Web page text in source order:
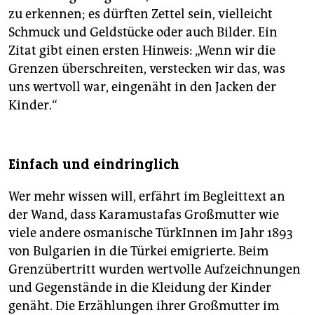
zu erkennen; es dürften Zettel sein, vielleicht
Schmuck und Geldstücke oder auch Bilder. Ein
Zitat gibt einen ersten Hinweis: „Wenn wir die
Grenzen überschreiten, verstecken wir das, was
uns wertvoll war, eingenäht in den Jacken der
Kinder.“
Einfach und eindringlich
Wer mehr wissen will, erfährt im Begleittext an
der Wand, dass Karamustafas Großmutter wie
viele andere osmanische TürkInnen im Jahr 1893
von Bulgarien in die Türkei emigrierte. Beim
Grenzübertritt wurden wertvolle Aufzeichnungen
und Gegenstände in die Kleidung der Kinder
genäht. Die Erzählungen ihrer Großmutter im